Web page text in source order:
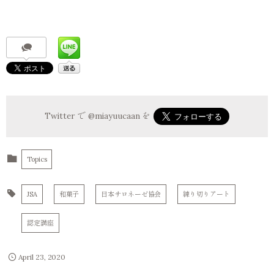
Twitter で @miayuucaanを
Topics
JSA 和菓子 日本サロネーゼ協会 練り切りアート
認定講座
April 23 2020